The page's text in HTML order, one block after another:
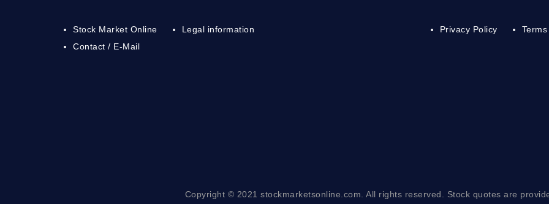
Stock Market Online
Contact / E-Mail
Legal information Privacy Policy
Copyright © 2021 stockmarketsonline.com. All rights reserved. Stock quotes are